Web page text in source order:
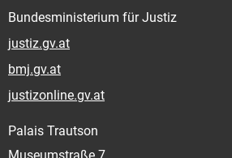
Bundesministerium für Justiz
justiz.gv.at
bmj.gv.at
justizonline.gv.at
Palais Trautson